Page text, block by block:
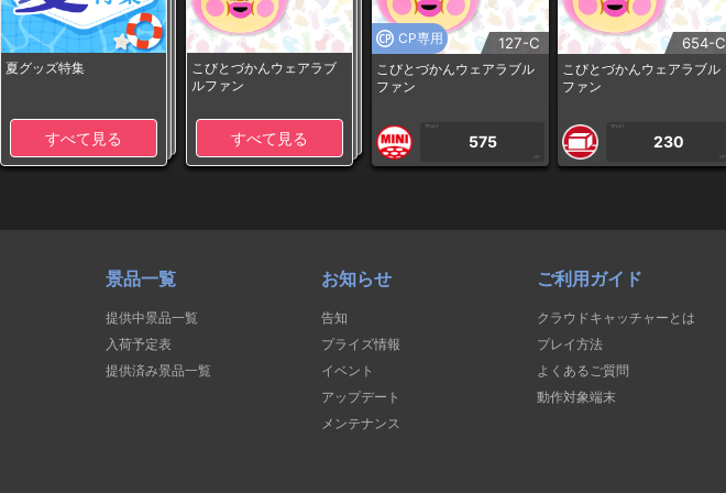
夏グッズ特集
すべて見る
こびとづかんウェアラブ
ルファン
すべて見る
CP専用 127-C
こびとづかんウェアラブル
ファン
1PLAY
575
CP
654-C
こびとづかんウェアラブル
ファン
1PLAY
230
CP
景品一覧
提供中景品一覧
入荷予定表
提供済み景品一覧
お知らせ
告知
プライズ情報
イベント
アップデート
メンテナンス
ご利用ガイド
クラウドキャッチャーとは
プレイ方法
よくあるご質問
動作対象端末